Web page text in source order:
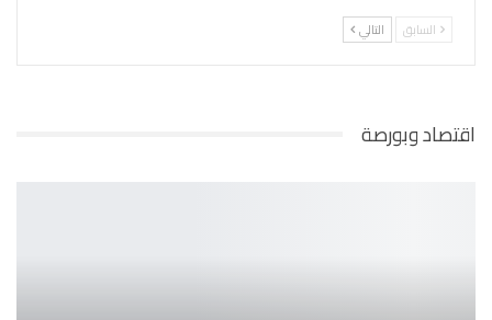
السابق التالي
اقتصاد وبورصة